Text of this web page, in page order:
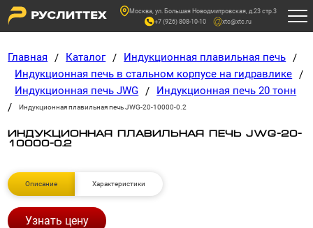
Москва, ул. Большая Новодмитровская, д.23 стр.3
xtc@xtc.ru
+7 (926) 808-10-10
Главная / Каталог / Индукционная плавильная печь /
Индукционная печь в стальном корпусе на гидравлике /
Индукционная печь JWG /
Индукционная печь 20 тонн
/
Индукционная плавильная печь JWG-20-10000-0.2
ИНДУКЦИОННАЯ ПЛАВИЛЬНАЯ ПЕЧЬ JWG-20-
10000-0.2
Описание Характеристики
Узнать цену